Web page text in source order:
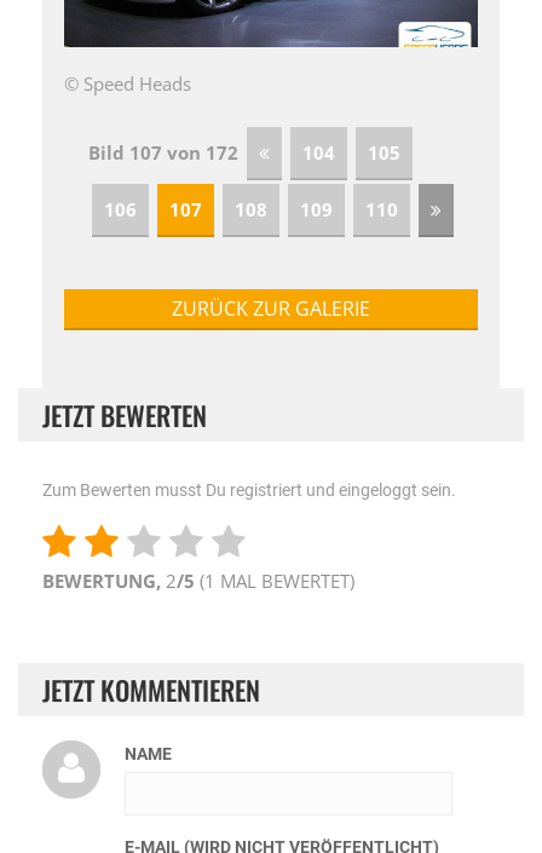
© Speed Heads
Bild 107 von 172 104 105
106 107 108 109 110
ZURÜCK ZUR GALERIE
JETZT BEWERTEN
Zum Bewerten musst Du registriert und eingeloggt sein.
BEWERTUNG, 2/5 (1 MAL BEWERTET)
JETZT KOMMENTIEREN
NAME
E-MAIL (WIRD NICHT VERÖFFENTLICHT)